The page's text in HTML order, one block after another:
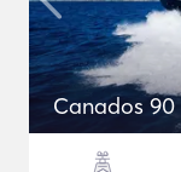
Canados 90